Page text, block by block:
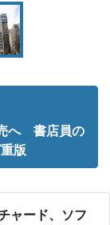
へ 書店員の
版
ャード、ソフ